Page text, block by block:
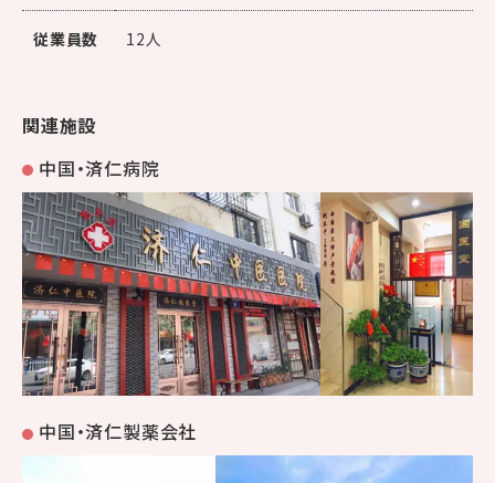
従業員数 12人
関連施設
中国・済仁病院
中国・済仁製薬会社